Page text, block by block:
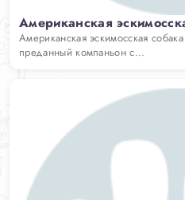
Американская
Американская эскимосская
преданный компаньон с...